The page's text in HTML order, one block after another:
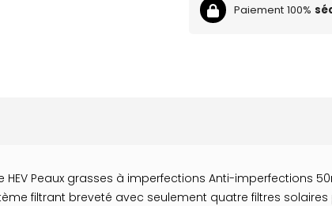
Paiement 100%
HEV Peaux grasses à imperfections Anti-imperfections
filtrant breveté avec seulement quatre filtres